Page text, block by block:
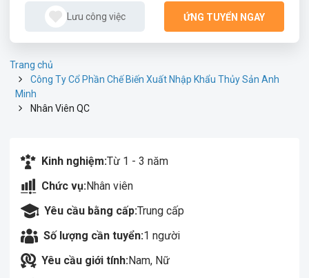
Lưu công việc ỨNG TUYỂN NGAY
Trang chủ
Công Ty Cổ Phần Chế Biến Xuất Nhập Khẩu Thủy Sản Anh
Minh
Nhân Viên QC
Kinh nghiệm:Từ 1 - 3 năm
Chức vụ:Nhân viên
Yêu cầu bằng cấp:Trung cấp
Số lượng cần tuyển:1 người
Yêu cầu giới tính:Nam, Nữ